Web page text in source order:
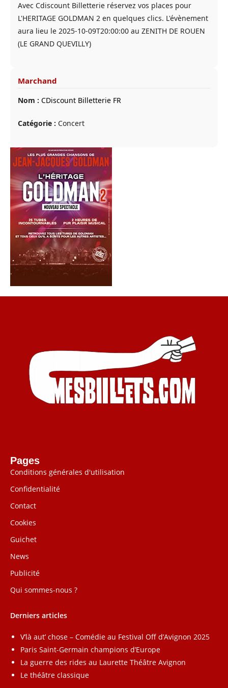
Avec Cdiscount Billetterie réservez vos places pour
L'HERITAGE GOLDMAN 2 en quelques clics. L'évènement
aura lieu le 2025-10-09T20:00:00 au ZENITH DE ROUEN
(LE GRAND QUEVILLY)
Marchand
Nom : CDiscount Billetterie FR
Catégorie : Concert
Pages
Conditions générales d'utilisation
Confidentialité
Contact
Cookies
Guichet
News
Publicité
Qui sommes-nous ?
Derniers articles
V’là aut’ chose – Comédie au Festival Off d’Avignon 2025
Paris Saint-Germain champions d’Europe
La guerre des rides au Laurette Théâtre Avignon
Le théâtre classique